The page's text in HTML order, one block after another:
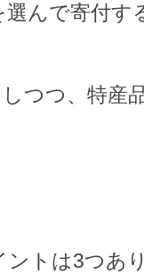
んで寄付す
つつ、特産
ントは3つあ